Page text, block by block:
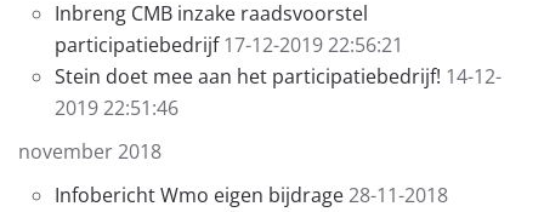
Inbreng CMB inzake raadsvoorstel
participatiebedrijf 17-12-2019 22:56:21
Stein doet mee aan het participatiebedrijf! 14-12-
2019 22:51:46
november 2018
Infobericht Wmo eigen bijdrage28-11-2018